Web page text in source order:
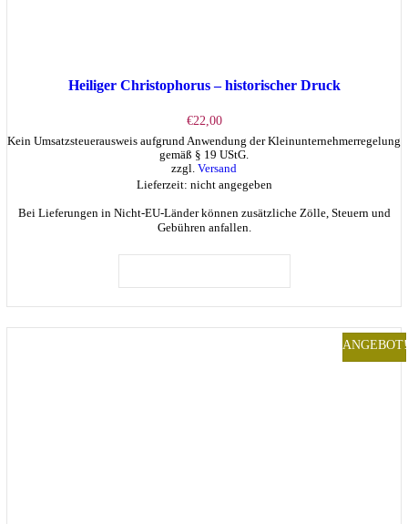
Heiliger Christophorus – historischer Druck
€22,00
Kein Umsatzsteuerausweis aufgrund Anwendung der Kleinunternehmerregelung
gemäß § 19 UStG.
zzgl. Versand
Lieferzeit: nicht angegeben
Bei Lieferungen in Nicht-EU-Länder können zusätzliche Zölle, Steuern und
Gebühren anfallen.
ANGEBOT!